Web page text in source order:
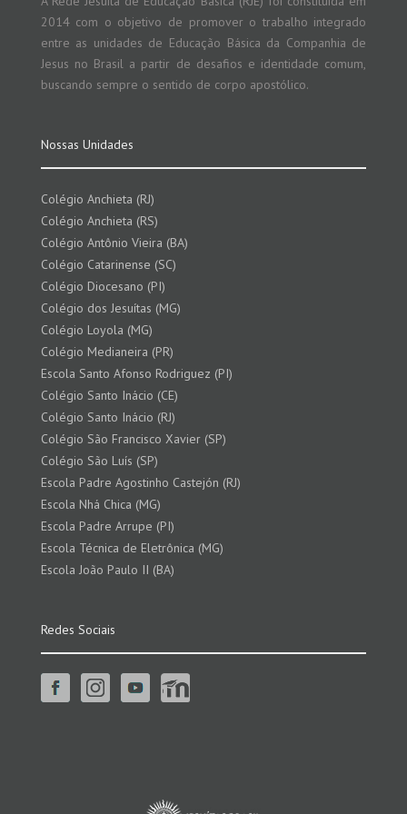
2014 com o objetivo de promover o trabalho integrado
entre as unidades de Educação Básica da Companhia de
Jesus no Brasil a partir de desafios e identidade comum,
buscando sempre o sentido de corpo apostólico.
Nossas Unidades
Colégio Anchieta (RJ)
Colégio Anchieta (RS)
Colégio Antônio Vieira (BA)
Colégio Catarinense (SC)
Colégio Diocesano (PI)
Colégio dos Jesuítas (MG)
Colégio Loyola (MG)
Colégio Medianeira (PR)
Escola Santo Afonso Rodriguez (PI)
Colégio Santo Inácio (CE)
Colégio Santo Inácio (RJ)
Colégio São Francisco Xavier (SP)
Colégio São Luís (SP)
Escola Padre Agostinho Castejón (RJ)
Escola Nhá Chica (MG)
Escola Padre Arrupe (PI)
Escola Técnica de Eletrônica (MG)
Escola João Paulo II (BA)
Redes Sociais